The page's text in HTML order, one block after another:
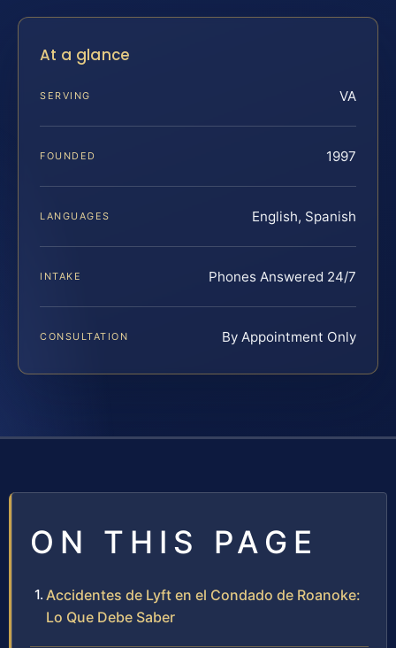
At a glance
SERVING VA
FOUNDED 1997
LANGUAGES English, Spanish
INTAKE Phones Answered 24/7
CONSULTATION By Appointment Only
ON THIS PAGE
Accidentes de Lyft en el Condado de Roanoke:
Lo Que Debe Saber